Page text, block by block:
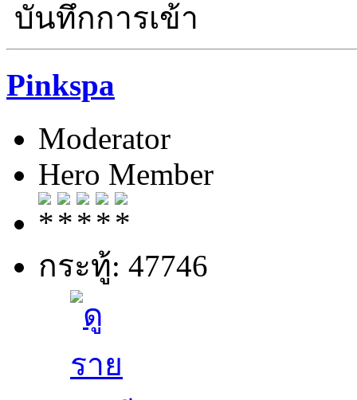
บันทึกการเข้า
Pinkspa
Moderator
Hero Member
กระทู้: 47746